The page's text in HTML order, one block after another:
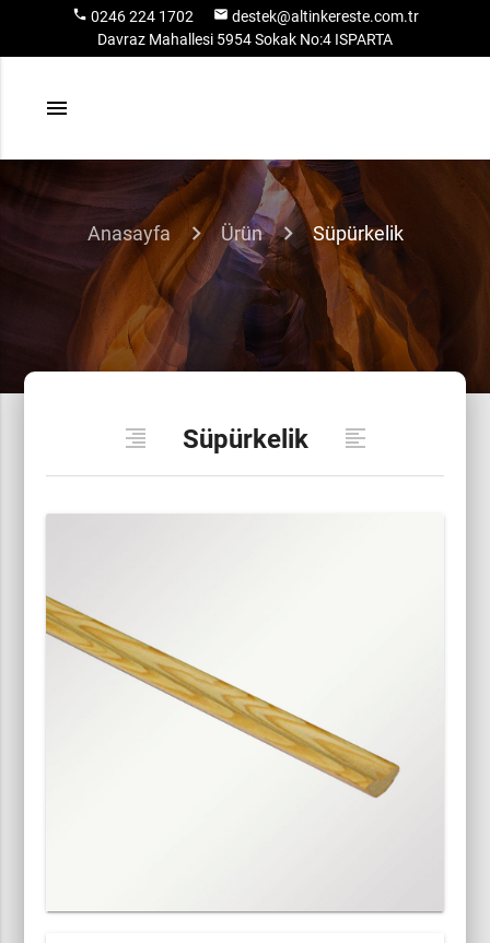
local_phone 0246 224 1702 email destek@altinkereste.com.tr
Davraz Mahallesi 5954 Sokak No:4 ISPARTA
menu
Anasayfa Ürün Süpürkelik
format_align_right Süpürkelik format_align_left